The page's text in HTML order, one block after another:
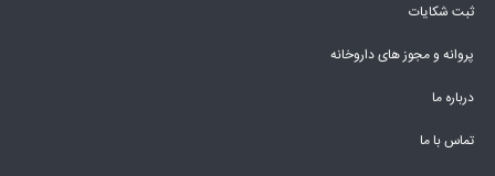
ثبت شکایات
پروانه و مجوز های داروخانه
درباره ما
تماس با ما